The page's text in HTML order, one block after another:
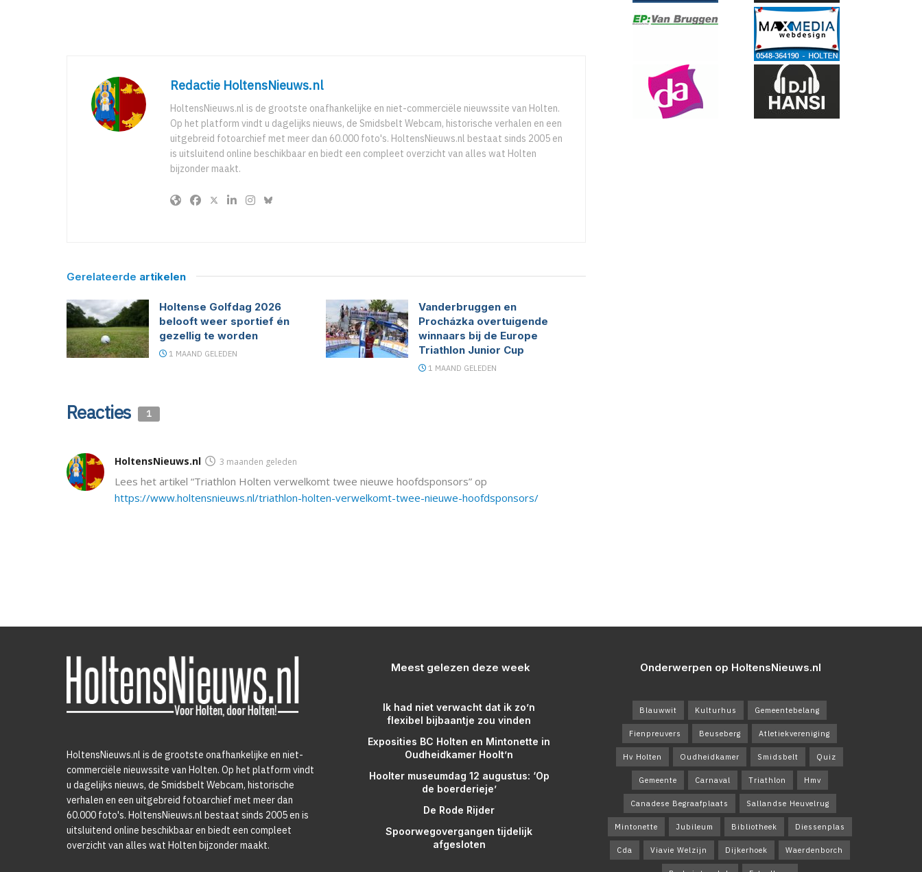
Redactie HoltensNieuws.nl
HoltensNieuws.nl is de grootste onafhankelijke en niet-commerciële nieuwssite van Holten.
Op het platform vindt u dagelijks nieuws, de Smidsbelt Webcam, historische verhalen en een
uitgebreid fotoarchief met meer dan 60.000 foto's. HoltensNieuws.nl bestaat sinds 2005 en
is uitsluitend online beschikbaar en biedt een compleet overzicht van alles wat Holten
bijzonder maakt.
Gerelateerde artikelen
Holtense Golfdag 2026
belooft weer sportief én
gezellig te worden
1 MAAND GELEDEN
Vanderbruggen en
Procházka overtuigende
winnaars bij de Europe
Triathlon Junior Cup
1 MAAND GELEDEN
Reacties 1
HoltensNieuws.nl 3 maanden geleden
Lees het artikel “Triathlon Holten verwelkomt twee nieuwe hoofdsponsors” op
https://www.holtensnieuws.nl/triathlon-holten-verwelkomt-twee-nieuwe-hoofdsponsors/
HoltensNieuws.nl is de grootste onafhankelijke en niet-
commerciële nieuwssite van Holten. Op het platform vindt
u dagelijks nieuws, de Smidsbelt Webcam, historische
verhalen en een uitgebreid fotoarchief met meer dan
60.000 foto's. HoltensNieuws.nl bestaat sinds 2005 en is
uitsluitend online beschikbaar en biedt een compleet
overzicht van alles wat Holten bijzonder maakt.
Meest gelezen deze week
Ik had niet verwacht dat ik zo’n
flexibel bijbaantje zou vinden
Exposities BC Holten en Mintonette in
Oudheidkamer Hoolt’n
Hoolter museumdag 12 augustus: ‘Op
de boerderieje’
De Rode Rijder
Spoorwegovergangen tijdelijk
afgesloten
Onderwerpen op HoltensNieuws.nl
Blauwwit Kulturhus Gemeentebelang
Fienpreuvers Beuseberg Atletiekvereniging
Hv Holten Oudheidkamer Smidsbelt Quiz
Gemeente Carnaval Triathlon Hmv
Canadese Begraafplaats Sallandse Heuvelrug
Mintonette Jubileum Bibliotheek Diessenplas
Cda Viavie Welzijn Dijkerhoek Waerdenborch